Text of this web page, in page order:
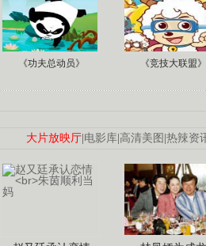
《功夫总动员》 《竞技大联盟》
大片放映厅 电影库 高清美图 热辣资